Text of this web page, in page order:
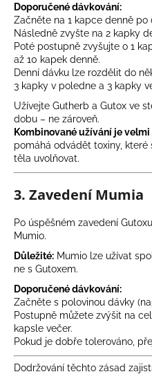
Doporučené dávkování:
Začněte na 1 kapce denně po
Následně zvyšte na 2 kapky
Poté postupně zvyšujte o 1
až 10 kapek denně.
Denní dávku lze rozdělit do
3 kapky v poledne a 3 kapky
Užívejte Gutherb a Gutox ve
dobu – ne zároveň.
Kombinované užívání je
pomáhá odvádět toxiny, které
těla uvolňovat.
3. Zavedení Mumia
Po úspěšném zavedení
Mumio.
Důležité: Mumio lze užívat
ne s Gutoxem.
Doporučené dávkování:
Začněte s polovinou dávky
Postupně můžete zvýšit na
kapsle večer.
Pokud je dobře tolerováno,
Dodržování těchto zásad
AZ
EGÉSZSÉGES
BÉLRENDSZERÉRT
ÉS
A
FUNKCIONÁLIS
EMÉSZTÉSÉRT
€24,76